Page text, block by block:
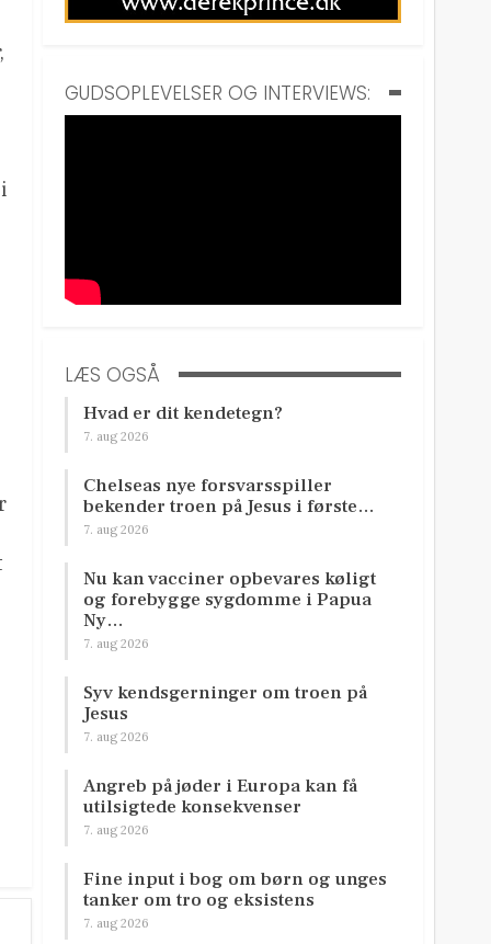
GUDSOPLEVELSER OG INTERVIEWS:
LÆS OGSÅ
Hvad er dit kendetegn?
7. aug 2026
Chelseas nye forsvarsspiller
bekender troen på Jesus i første…
7. aug 2026
Nu kan vacciner opbevares køligt
og forebygge sygdomme i Papua
Ny…
7. aug 2026
Syv kendsgerninger om troen på
Jesus
7. aug 2026
Angreb på jøder i Europa kan få
utilsigtede konsekvenser
7. aug 2026
Fine input i bog om børn og unges
tanker om tro og eksistens
7. aug 2026